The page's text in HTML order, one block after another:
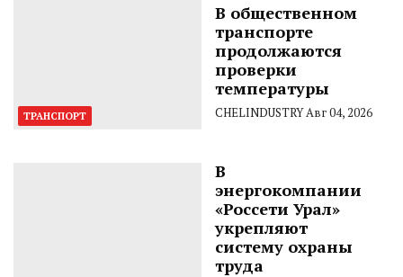
ТРАНСПОРТ
В общественном
транспорте
продолжаются
проверки
температуры
CHELINDUSTRYАвг 04, 2026
В
энергокомпании
«Россети Урал»
укрепляют
систему охраны
труда